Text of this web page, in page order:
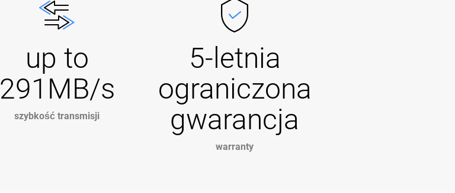
up to
291MB/s
szybkość transmisji
5-letnia
ograniczona
gwarancja
warranty